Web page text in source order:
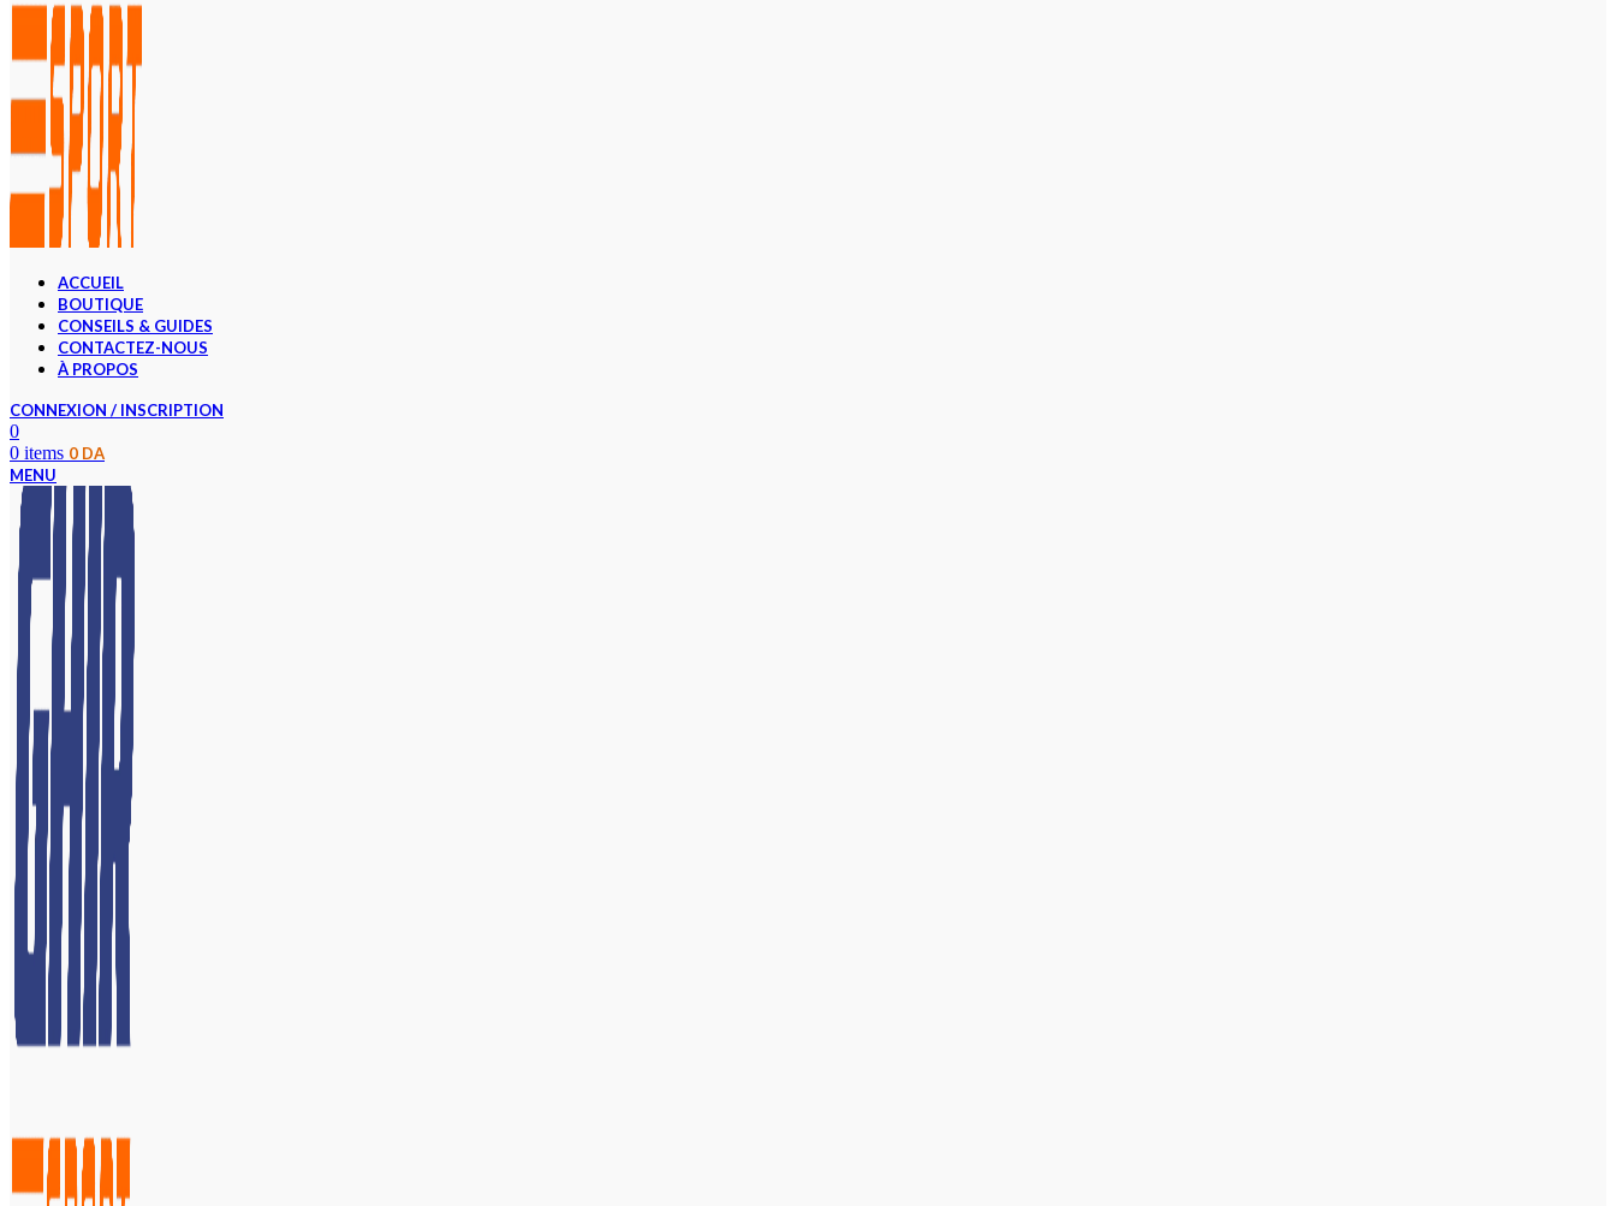
ACCUEIL
BOUTIQUE
CONSEILS & GUIDES
CONTACTEZ-NOUS
À PROPOS
CONNEXION / INSCRIPTION
0
0 items 0 DA
MENU